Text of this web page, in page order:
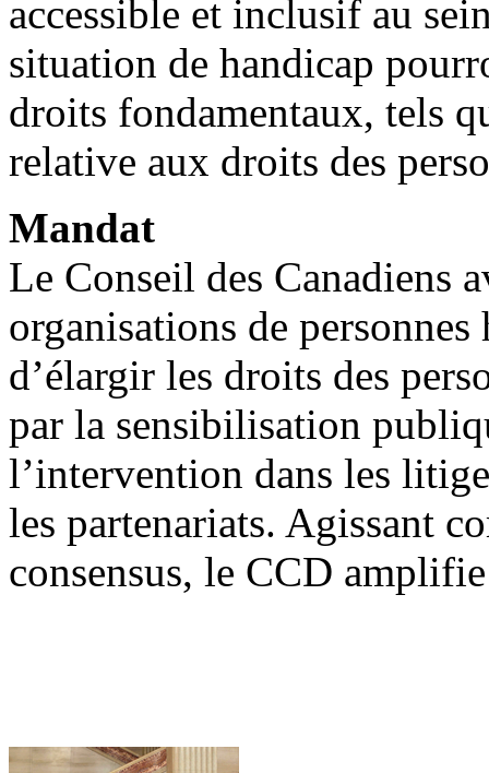
accessible et inclusif au
situation de handicap
droits fondamentaux, tels
relative aux droits des
Mandat
Le Conseil des Canadiens
organisations de
d’élargir les droits des
par la sensibilisation
l’intervention dans les
les partenariats. Agissant
consensus, le CCD